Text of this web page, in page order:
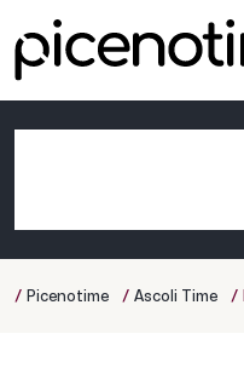
/ Picenotime / Ascoli Time /